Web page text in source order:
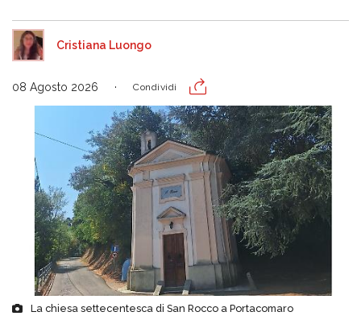
Cristiana Luongo
08 Agosto 2026 Condividi
La chiesa settecentesca di San Rocco a Portacomaro